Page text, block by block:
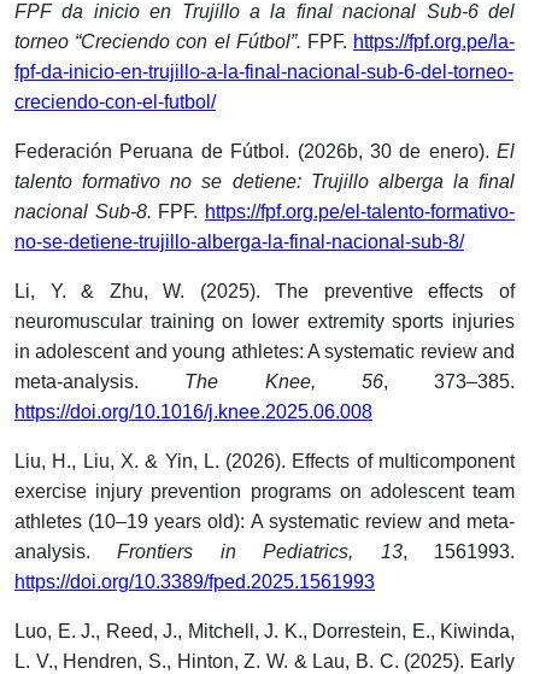
FPF da inicio en Trujillo a la final nacional Sub-6 del
torneo “Creciendo con el Fútbol”. FPF. https://fpf.org.pe/la-
fpf-da-inicio-en-trujillo-a-la-final-nacional-sub-6-del-torneo-
creciendo-con-el-futbol/
Federación Peruana de Fútbol. (2026b, 30 de enero). El
talento formativo no se detiene: Trujillo alberga la final
nacional Sub-8. FPF. https://fpf.org.pe/el-talento-formativo-
no-se-detiene-trujillo-alberga-la-final-nacional-sub-8/
Li, Y. & Zhu, W. (2025). The preventive effects of
neuromuscular training on lower extremity sports injuries
in adolescent and young athletes: A systematic review and
meta-analysis. The Knee, 56, 373–385.
https://doi.org/10.1016/j.knee.2025.06.008
Liu, H., Liu, X. & Yin, L. (2026). Effects of multicomponent
exercise injury prevention programs on adolescent team
athletes (10–19 years old): A systematic review and meta-
analysis.Frontiers in Pediatrics, 13, 1561993.
https://doi.org/10.3389/fped.2025.1561993
Luo, E. J., Reed, J., Mitchell, J. K., Dorrestein, E., Kiwinda,
L. V., Hendren, S., Hinton, Z. W. & Lau, B. C. (2025). Early